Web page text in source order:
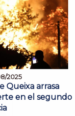
2025
Queixa arrasa
en el segundo